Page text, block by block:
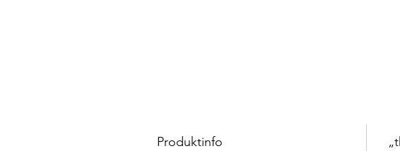
Produktinfo